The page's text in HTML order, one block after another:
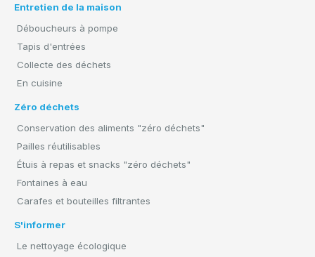
Entretien de la maison
Déboucheurs à pompe
Tapis d'entrées
Collecte des déchets
En cuisine
Zéro déchets
Conservation des aliments "zéro déchets"
Pailles réutilisables
Étuis à repas et snacks "zéro déchets"
Fontaines à eau
Carafes et bouteilles filtrantes
S'informer
Le nettoyage écologique